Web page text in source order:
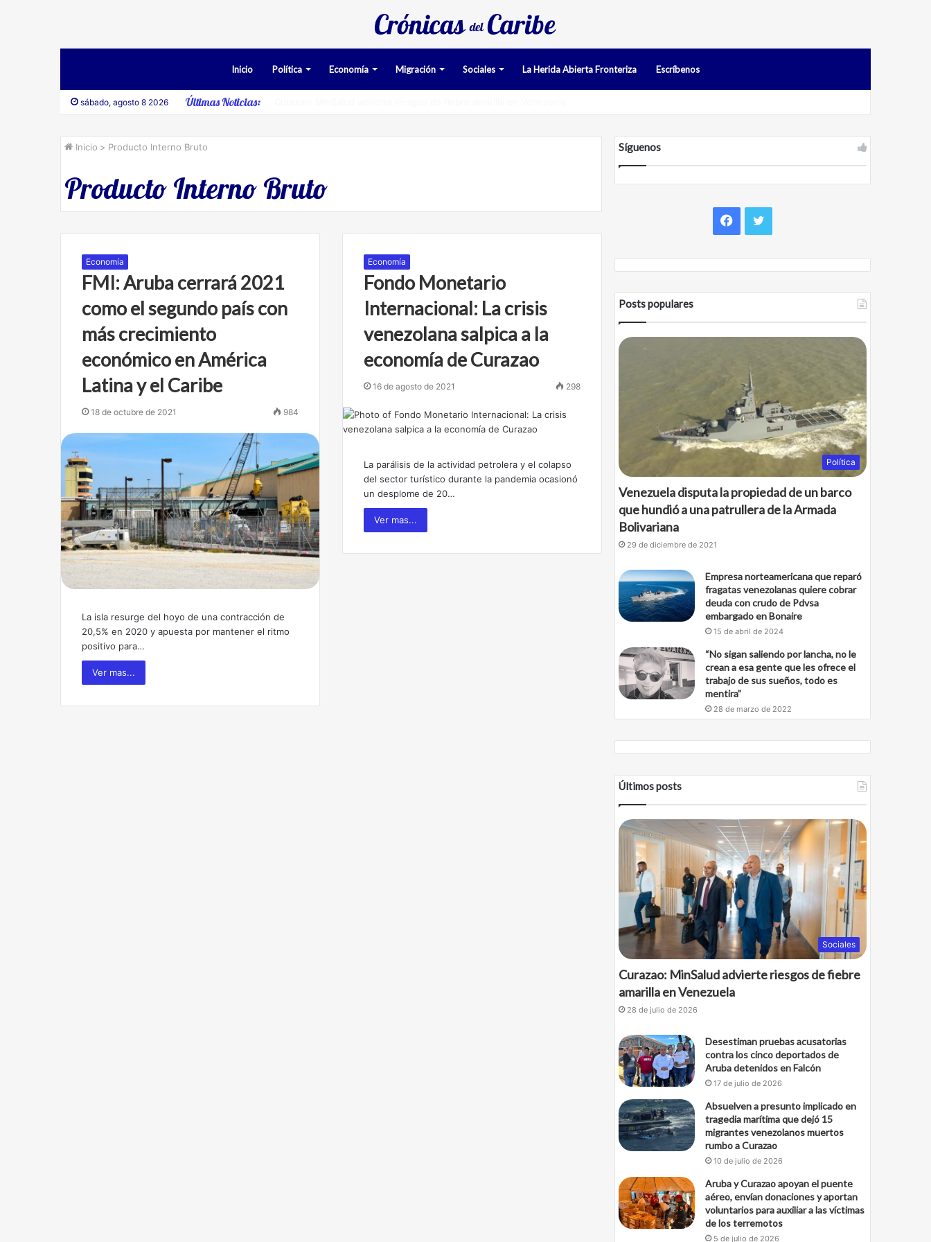
Inicio Política Economía Migración Sociales La Herida Abierta Fronteriza Escríbenos
sábado, agosto 8 2026 Últimas Noticias:
Inicio > Producto Interno Bruto
Producto Interno Bruto
Economía
FMI: Aruba cerrará 2021
como el segundo país con
más crecimiento
económico en América
Latina y el Caribe
18 de octubre de 2021 984
La isla resurge del hoyo de una contracción de
20,5% en 2020 y apuesta por mantener el ritmo
positivo para…
Ver mas...
Economía
Fondo Monetario
Internacional: La crisis
venezolana salpica a la
economía de Curazao
16 de agosto de 2021 298
La parálisis de la actividad petrolera y el colapso
del sector turístico durante la pandemia ocasionó
un desplome de 20…
Ver mas...
Síguenos
b
o
k
t
Posts populares
Política
Venezuela disputa la propiedad de un barco
que hundió a una patrullera de la Armada
Bolivariana
29 de diciembre de 2021
Empresa norteamericana que reparó
fragatas venezolanas quiere cobrar
deuda con crudo de Pdvsa
embargado en Bonaire
15 de abril de 2024
“No sigan saliendo por lancha, no le
crean a esa gente que les ofrece el
trabajo de sus sueños, todo es
mentira”
28 de marzo de 2022
Últimos posts
Sociales
Curazao: MinSalud advierte riesgos de fiebre
amarilla en Venezuela
28 de julio de 2026
Desestiman pruebas acusatorias
contra los cinco deportados de
Aruba detenidos en Falcón
17 de julio de 2026
Absuelven a presunto implicado en
tragedia marítima que dejó 15
migrantes venezolanos muertos
rumbo a Curazao
10 de julio de 2026
Aruba y Curazao apoyan el puente
aéreo, envían donaciones y aportan
voluntarios para auxiliar a las víctimas
de los terremotos
5 de julio de 2026